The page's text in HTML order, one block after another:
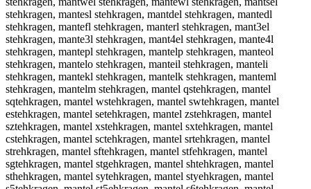
stehkragen, mantesl stehkragen, mantdel stehkragen, mantedl
stehkragen, mantefl stehkragen, manterl stehkragen, mant3el
stehkragen, mante3l stehkragen, mant4el stehkragen, mante4l
stehkragen, mantepl stehkragen, mantelp stehkragen, manteol
stehkragen, mantelo stehkragen, manteil stehkragen, manteli
stehkragen, mantekl stehkragen, mantelk stehkragen, manteml
stehkragen, mantelm stehkragen, mantel qstehkragen, mantel
sqtehkragen, mantel wstehkragen, mantel swtehkragen, mantel
estehkragen, mantel setehkragen, mantel zstehkragen, mantel
sztehkragen, mantel xstehkragen, mantel sxtehkragen, mantel
cstehkragen, mantel sctehkragen, mantel srtehkragen, mantel
strehkragen, mantel sftehkragen, mantel stfehkragen, mantel
sgtehkragen, mantel stgehkragen, mantel shtehkragen, mantel
sthehkragen, mantel sytehkragen, mantel styehkragen, mantel